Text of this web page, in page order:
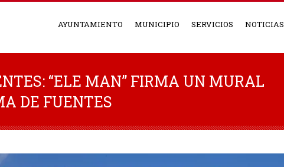
AYUNTAMIENTO MUNICIPIO SERVICIOS NOTICIAS
“ELE MAN” FIRMA UN MURAL
DE FUENTES